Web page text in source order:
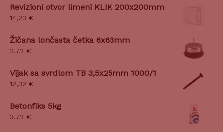
Revizioni otvor limeni KLIK 200x200mm
14,23 €
Žičana lončasta četka 6x63mm
2,72 €
Vijak sa svrdlom TB 3,5x25mm 1000/1
12,32 €
Betonfiks 5kg
3,72 €